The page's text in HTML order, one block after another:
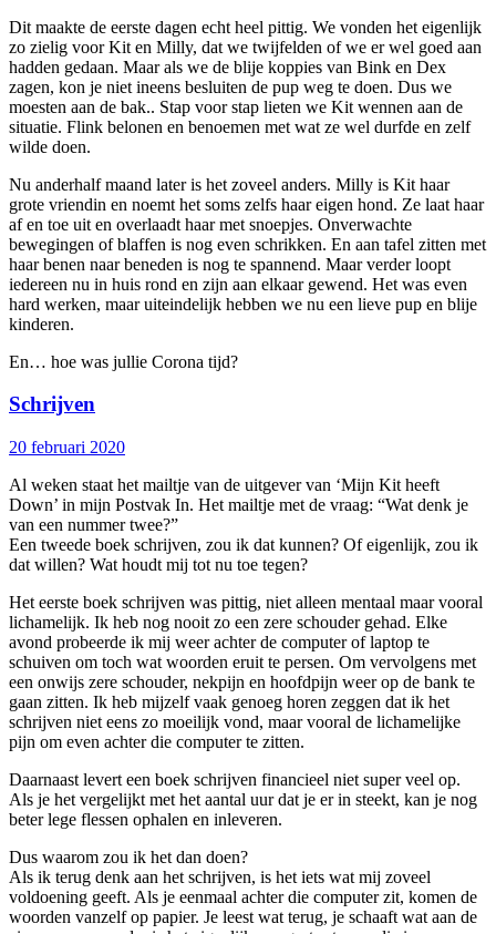
Dit maakte de eerste dagen echt heel pittig. We vonden het eigenlijk
zo zielig voor Kit en Milly, dat we twijfelden of we er wel goed aan
hadden gedaan. Maar als we de blije koppies van Bink en Dex
zagen, kon je niet ineens besluiten de pup weg te doen. Dus we
moesten aan de bak.. Stap voor stap lieten we Kit wennen aan de
situatie. Flink belonen en benoemen met wat ze wel durfde en zelf
wilde doen.
Nu anderhalf maand later is het zoveel anders. Milly is Kit haar
grote vriendin en noemt het soms zelfs haar eigen hond. Ze laat haar
af en toe uit en overlaadt haar met snoepjes. Onverwachte
bewegingen of blaffen is nog even schrikken. En aan tafel zitten met
haar benen naar beneden is nog te spannend. Maar verder loopt
iedereen nu in huis rond en zijn aan elkaar gewend. Het was even
hard werken, maar uiteindelijk hebben we nu een lieve pup en blije
kinderen.
En… hoe was jullie Corona tijd?
Schrijven
20 februari 2020
Al weken staat het mailtje van de uitgever van ‘Mijn Kit heeft
Down’ in mijn Postvak In. Het mailtje met de vraag: “Wat denk je
van een nummer twee?”
Een tweede boek schrijven, zou ik dat kunnen? Of eigenlijk, zou ik
dat willen? Wat houdt mij tot nu toe tegen?
Het eerste boek schrijven was pittig, niet alleen mentaal maar vooral
lichamelijk. Ik heb nog nooit zo een zere schouder gehad. Elke
avond probeerde ik mij weer achter de computer of laptop te
schuiven om toch wat woorden eruit te persen. Om vervolgens met
een onwijs zere schouder, nekpijn en hoofdpijn weer op de bank te
gaan zitten. Ik heb mijzelf vaak genoeg horen zeggen dat ik het
schrijven niet eens zo moeilijk vond, maar vooral de lichamelijke
pijn om even achter die computer te zitten.
Daarnaast levert een boek schrijven financieel niet super veel op.
Als je het vergelijkt met het aantal uur dat je er in steekt, kan je nog
beter lege flessen ophalen en inleveren.
Dus waarom zou ik het dan doen?
Als ik terug denk aan het schrijven, is het iets wat mij zoveel
voldoening geeft. Als je eenmaal achter die computer zit, komen de
woorden vanzelf op papier. Je leest wat terug, je schaaft wat aan de